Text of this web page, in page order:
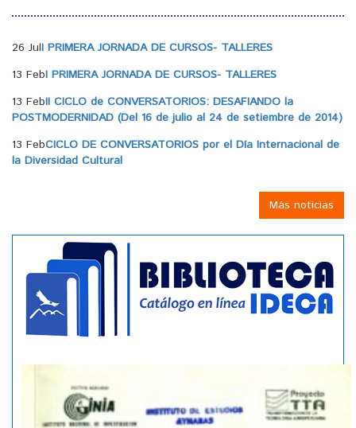
26 JulI PRIMERA JORNADA DE CURSOS- TALLERES
13 FebI PRIMERA JORNADA DE CURSOS- TALLERES
13 FebII CICLO de CONVERSATORIOS: DESAFIANDO la
POSTMODERNIDAD (Del 16 de julio al 24 de setiembre de 2014)
13 FebCICLO DE CONVERSATORIOS por el Día Internacional de
la Diversidad Cultural
Más noticias